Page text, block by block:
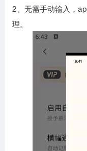
2、无需手动输入，
理。